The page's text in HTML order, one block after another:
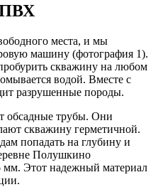
места, и мы
машину (фотография 1).
скважину на любом
водой. Вместе с
разрушенные породы.
обсадные трубы. Они
скважину герметичной.
попадать на глубину и
Полушкино
Этот надежный материал